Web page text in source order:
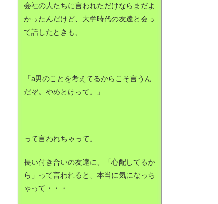
会社の人たちに言われただけならまだよ
かったんだけど、大学時代の友達と会っ
て話したときも、
「a男のことを考えてるからこそ言うん
だぞ。やめとけって。」
って言われちゃって。
長い付き合いの友達に、「心配してるか
ら」って言われると、本当に気になっち
ゃって・・・